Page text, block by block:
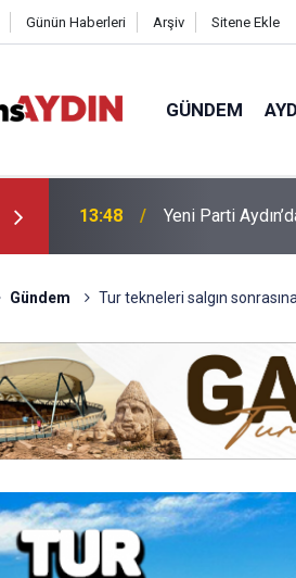
Günün Haberleri Arşiv Sitene Ekle
GÜNDEM
12:49 Bağarcık Göleti
Gündem Tur tekneleri salgın